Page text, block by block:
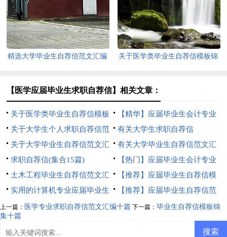
总九篇
精选大学毕业生自荐信范文汇编
关于医学类毕业生自荐信模板锦
【医学应届毕业生求职自荐信】相关文章：
关于医学类毕业生自荐信模板
锦集九篇
【精华】应届毕业生会计专业
自荐信四篇
关于大学生个人求职自荐信范
文汇总六篇
有关大学生求职自荐信
关于大学毕业生自荐信范文汇
总七篇
有关大学毕业生自荐信范文汇
编九篇
求职自荐信(集合15篇)
【热门】应届毕业生会计专业
自荐信四篇
土木工程毕业生自荐信范文汇
编8篇
【推荐】应届毕业生自荐信模
板锦集9篇
实用的计算机专业应届毕业生
自荐信3篇
【推荐】应届毕业生自荐信范
文集锦10篇
上一篇： 医学专业求职自荐信范文汇编十篇 下一篇： 毕业生自荐信模板锦
集十篇